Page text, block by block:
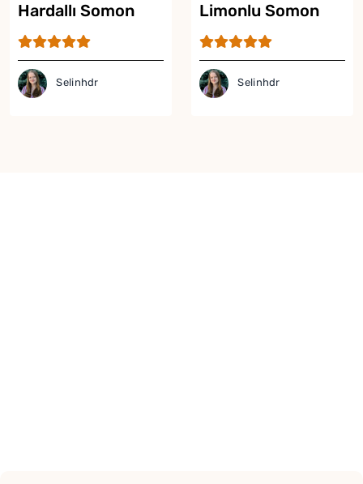
Hardallı Somon
Tarifi
Selinhdr
Limonlu Somon
Tarifi
Selinhdr